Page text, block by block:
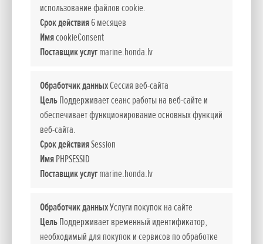
использование файлов cookie.
Срок действия6 месяцев
ИмяcookieConsent
Поставщик услугmarine.honda.lv
Обработчик данныхСессия веб-сайта
ЦельПоддерживает сеанс работы на веб-сайте и
обеспечивает функционирование основных функций
веб-сайта.
Срок действияSession
ИмяPHPSESSID
Поставщик услугmarine.honda.lv
Обработчик данныхУслуги покупок на сайте
ЦельПоддерживает временный идентификатор,
необходимый для покупок и сервисов по обработке
Darba laiks:
10:00 - 19:00
Sestdienās: 10:00 - 17:00
Svētdienās: slēgts
Informācija: +371 67114191
Fakss: +371 67114190
E-pasts:info@honda-moto.lv
Mājas lapa:http://www.honda-moto.lv
Absolut Auto Riga, SIA
Улица Сканстес 2А
LV-1013 Рига
Часы работы
Понедельник - суббота 08:00 - 19:00